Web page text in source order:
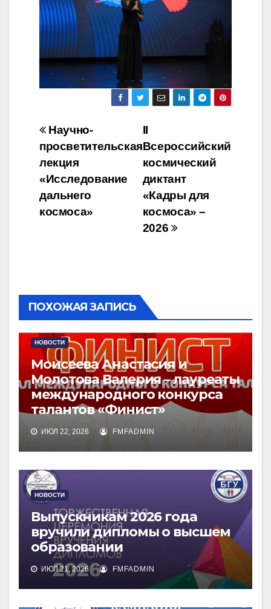
Навигация
по
записям
II
Всероссийский
космический
диктант
«Кадры для
космоса» –
2026
Научно-
просветительская
лекция
«Исследование
дальнего
космоса»
ПОХОЖАЯ ЗАПИСЬ
НОВОСТИ
Моисеева Анастасия и
Молотова Валерия – лауреаты
международного конкурса
талантов «Финист»
ИЮЛ 22, 2026 FMFADMIN
НОВОСТИ
Выпускникам 2026 года
вручили дипломы о высшем
образовании
ИЮЛ 21, 2026 FMFADMIN